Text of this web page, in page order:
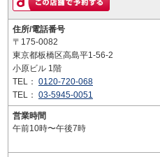
住所/電話番号
〒175-0082
東京都板橋区高島平1-56-2
小原ビル 1階
TEL： 0120-720-068
TEL： 03-5945-0051
営業時間
午前10時〜午後7時